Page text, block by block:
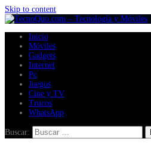
Skip to content
Inicio
Móviles
Gadgets
Internet
Pc
Juegos
Cine y TV
Trucos
WhatsApp
Buscar: